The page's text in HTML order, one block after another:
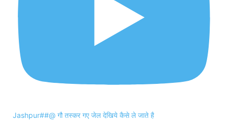
Jashpur##@ गौ तस्कर गए जेल देखिये कैसे ले जाते है